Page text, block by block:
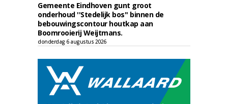
Gemeente Eindhoven gunt groot
onderhoud ''Stedelijk bos'' binnen de
bebouwingscontour houtkap aan
Boomrooierij Weijtmans.
donderdag 6 augustus 2026